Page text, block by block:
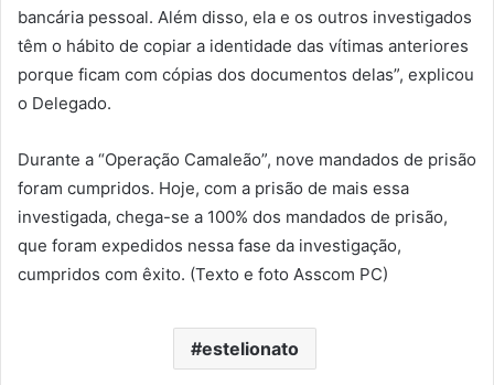
bancária pessoal. Além disso, ela e os outros investigados
têm o hábito de copiar a identidade das vítimas anteriores
porque ficam com cópias dos documentos delas”, explicou
o Delegado.
Durante a “Operação Camaleão”, nove mandados de prisão
foram cumpridos. Hoje, com a prisão de mais essa
investigada, chega-se a 100% dos mandados de prisão,
que foram expedidos nessa fase da investigação,
cumpridos com êxito. (Texto e foto Asscom PC)
estelionato